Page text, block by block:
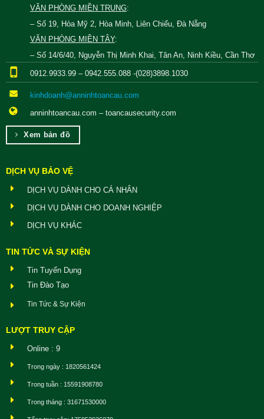
VĂN PHÒNG MIỀN TRUNG:
– Số 19, Hòa Mỹ 2, Hòa Minh, Liên Chiểu, Đà Nẵng
VĂN PHÒNG MIỀN TÂY:
– Số 14/6/40, Nguyễn Thị Minh Khai, Tân An, Ninh Kiều, Cần Thơ
0912.9933.99 – 0942.555.088 -(028)3898.1030
kinhdoanh@anninhtoancau.com
anninhtoancau.com – toancausecurity.com
Xem bản đồ
DỊCH VỤ BẢO VỆ
DỊCH VỤ DÀNH CHO CÁ NHÂN
DỊCH VỤ DÀNH CHO DOANH NGHIỆP
DỊCH VỤ KHÁC
TIN TỨC VÀ SỰ KIỆN
Tin Tuyển Dụng
Tin Đào Tạo
Tin Tức & Sự Kiện
LƯỢT TRUY CẬP
Online : 9
Trong ngày : 1820561424
Trong tuần : 15591908780
Trong tháng : 31671530000